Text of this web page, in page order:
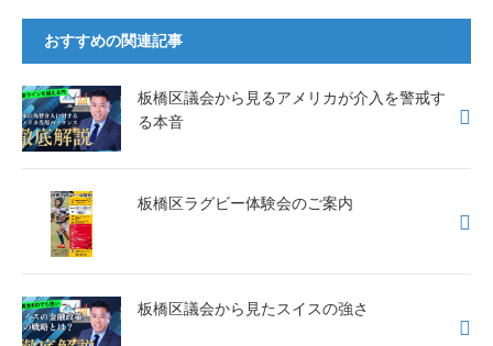
c
e
b
o
o
k
tt
er
e
おすすめの関連記事
板橋区議会から見るアメリカが介入を警戒す
る本音
板橋区ラグビー体験会のご案内
板橋区議会から見たスイスの強さ